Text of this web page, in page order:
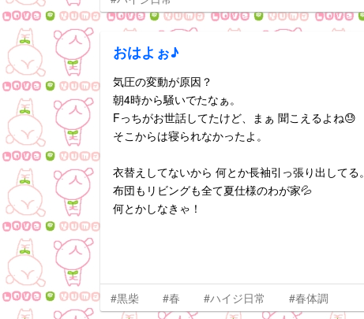
おはよぉ♪
気圧の変動が原因？
朝4時から騒いでたなぁ。
Fっちがお世話してたけど、まぁ 聞こえるよね😓
そこからは寝られなかったよ。
衣替えしてないから 何とか長袖引っ張り出してる。
布団もリビングも全て夏仕様のわが家💦
何とかしなきゃ！
#黒柴 #春 #ハイジ日常 #春体調